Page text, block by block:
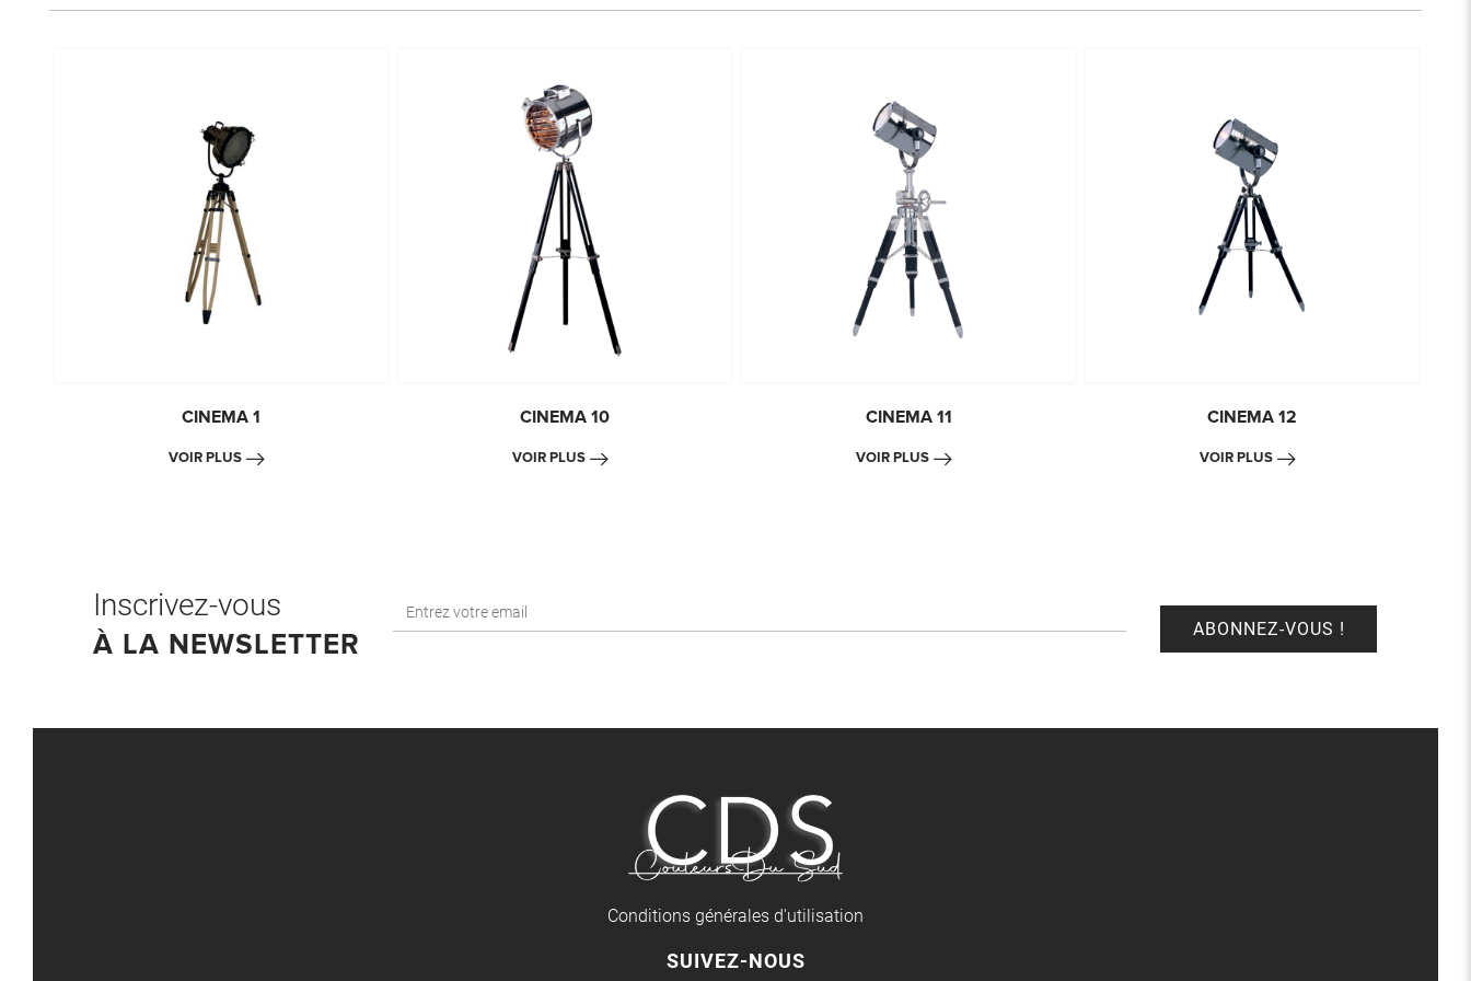
CINEMA 1
VOIR PLUS
CINEMA 10
VOIR PLUS
CINEMA 11
VOIR PLUS
CINEMA 12
VOIR PLUS
Inscrivez-vous
À LA NEWSLETTER
Conditions générales d'utilisation
SUIVEZ-NOUS